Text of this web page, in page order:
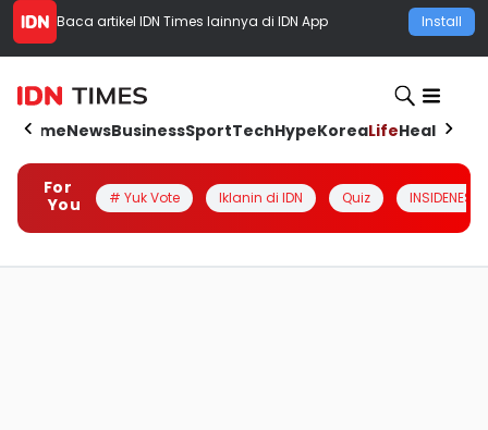
Baca artikel IDN Times lainnya di IDN App Install
HomeNewsBusinessSportTechHypeKoreaLifeHealth
For
You
# Yuk Vote Iklanin di IDN Quiz INSIDENESIA